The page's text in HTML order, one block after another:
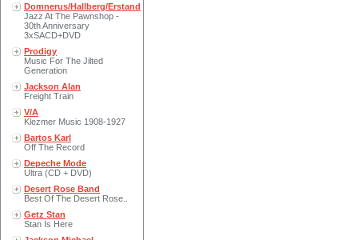
Domnerus/Hallberg/Erstand
Jazz At The Pawnshop -
30th Anniversary
3xSACD+DVD
Prodigy
Music For The Jilted
Generation
Jackson Alan
Freight Train
V/A
Klezmer Music 1908-1927
Bartos Karl
Off The Record
Depeche Mode
Ultra (CD + DVD)
Desert Rose Band
Best Of The Desert Rose..
Getz Stan
Stan Is Here